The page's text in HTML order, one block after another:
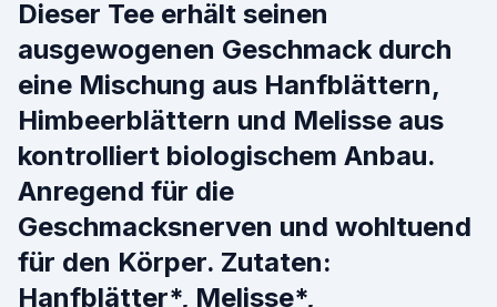
Dieser Tee erhält seinen
ausgewogenen Geschmack durch
eine Mischung aus Hanfblättern,
Himbeerblättern und Melisse aus
kontrolliert biologischem Anbau.
Anregend für die
Geschmacksnerven und wohltuend
für den Körper. Zutaten:
Hanfblätter*, Melisse*,